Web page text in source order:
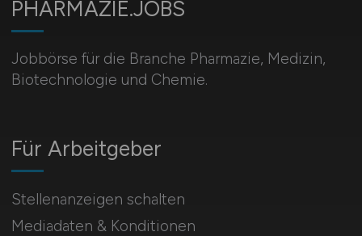
PHARMAZIE.JOBS
Jobbörse für die Branche Pharmazie, Medizin,
Biotechnologie und Chemie.
Für Arbeitgeber
Stellenanzeigen schalten
Mediadaten & Konditionen